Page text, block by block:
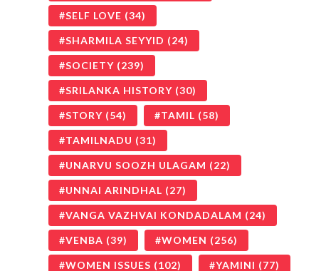
SELF LOVE (34)
SHARMILA SEYYID (24)
SOCIETY (239)
SRILANKA HISTORY (30)
STORY (54) TAMIL (58)
TAMILNADU (31)
UNARVU SOOZH ULAGAM (22)
UNNAI ARINDHAL (27)
VANGA VAZHVAI KONDADALAM (24)
VENBA (39) WOMEN (256)
WOMEN ISSUES (102) YAMINI (77)